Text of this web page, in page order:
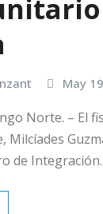
May
Norte. – El
Milcíades
de